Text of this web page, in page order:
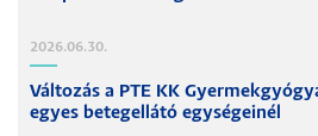
2026.06.30.
Változás a PTE KK
egyes betegellátó egységeinél